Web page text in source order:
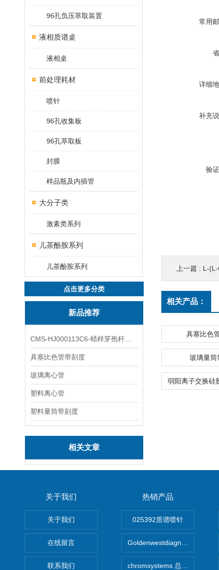
96孔负压萃取装置
液相质谱桌
液相桌
前处理耗材
喷针
96孔收集板
96孔萃取板
封膜
样品瓶及内插管
大分子类
激素类系列
儿茶酚胺系列
儿茶酚胺系列
点击更多分类
新品推荐
具塞比色管带刻度
玻璃离心管
塑料离心管
塑料量筒带刻度
相关文章
常用
详细
补充
验
上一篇 : L-
相关产品：
具塞比色
玻璃量筒
关于我们
关于我们
在线留言
联系我们
热销产品
025392质谱喷针
Goldenwestdiagnostics总代
chromsystems 总代理